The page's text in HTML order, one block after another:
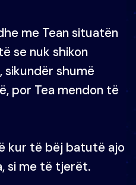
me Tean situatën
se nuk shikon
sikundër shumë
por Tea mendon të
kur të bëj batutë ajo
si me të tjerët.